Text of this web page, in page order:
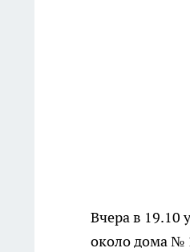
Вчера в
около дома №